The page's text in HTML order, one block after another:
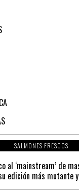
SALMONES FRESCOS
al ‘mainstream’ de
edición más mutante